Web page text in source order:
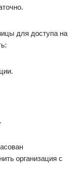
для доступа на
организация с